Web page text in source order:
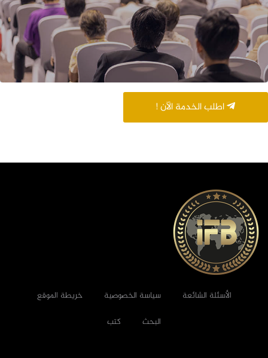
اطلب الخدمة الآن !
الأسئلة الشائعة سياسة الخصوصية
خريطة الموقع
البحث
كتب